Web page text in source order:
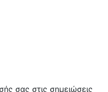
σας στις σημειώσεις